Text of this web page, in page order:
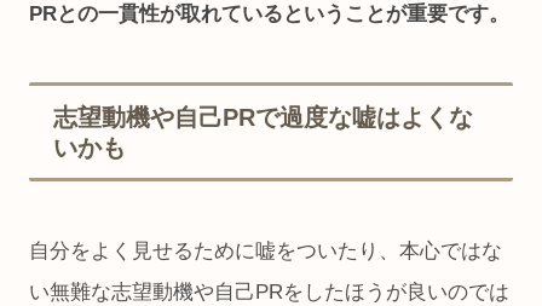
PRとの一貫性が取れているということが重要です。
志望動機や自己PRで過度な嘘はよくな
いかも
自分をよく見せるために嘘をついたり、本心ではな
い無難な志望動機や自己PRをしたほうが良いのでは